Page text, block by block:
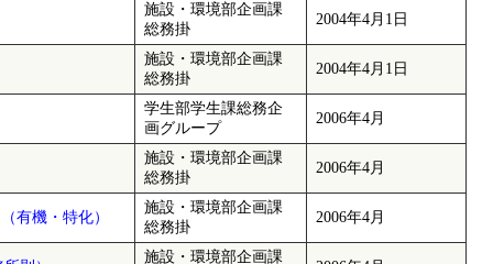
施設・環境部企画課
総務掛
2004年4月1日
施設・環境部企画課
総務掛
2004年4月1日
学生部学生課総務企
画グループ
2006年4月
施設・環境部企画課
総務掛
2006年4月
有機・特化）
施設・環境部企画課
総務掛
2006年4月
施設・環境部企画課